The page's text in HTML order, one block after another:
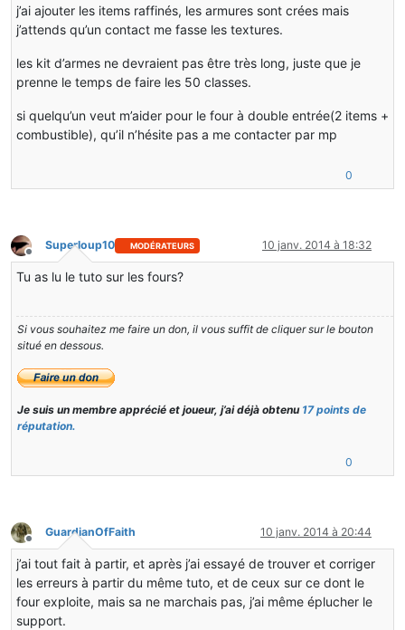
j’ai ajouter les items raffinés, les armures sont crées mais
j’attends qu’un contact me fasse les textures.
les kit d’armes ne devraient pas être très long, juste que je
prenne le temps de faire les 50 classes.
si quelqu’un veut m’aider pour le four à double entrée(2 items +
combustible), qu’il n’hésite pas a me contacter par mp
0
Hors-ligne
Superloup10 MODÉRATEURS 10 janv. 2014 à 18:32
Tu as lu le tuto sur les fours?
Si vous souhaitez me faire un don, il vous suffit de cliquer sur le bouton
situé en dessous.
Je suis un membre apprécié et joueur, j’ai déjà obtenu 17 points de
réputation.
0
Hors-ligne
GuardianOfFaith 10 janv. 2014 à 20:44
j’ai tout fait à partir, et après j’ai essayé de trouver et corriger
les erreurs à partir du même tuto, et de ceux sur ce dont le
four exploite, mais sa ne marchais pas, j’ai même éplucher le
support.